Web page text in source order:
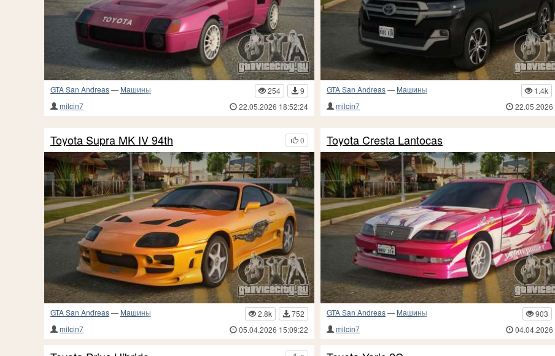
GTA San Andreas— Машины 254
9
milcin7
22.05.2026 18:52:24
GTA San Andreas— Машины 1.4k
milcin7
0
Toyota Supra MK IV 94th
GTA San Andreas— Машины 2.8k
752
milcin7
05.04.2026 15:09:22
Toyota Cresta Lantocas
GTA San Andreas— Машины 903
milcin7
04.04.2026